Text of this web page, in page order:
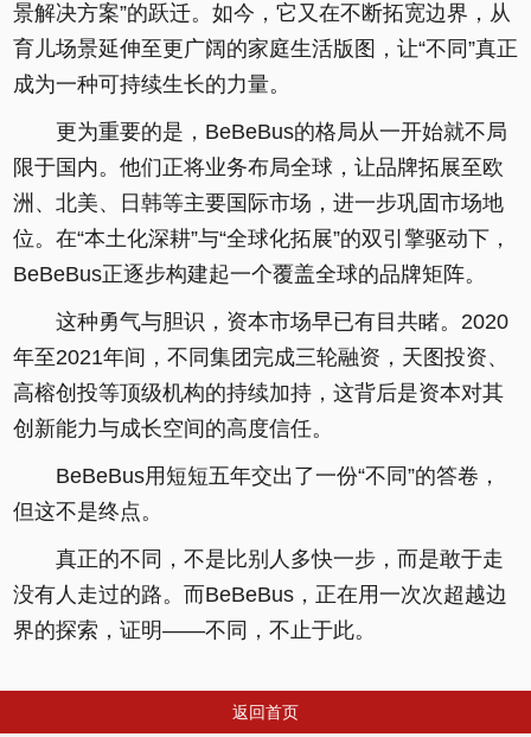
景解决方案”的跃迁。如今，它又在不断拓宽边界，从
育儿场景延伸至更广阔的家庭生活版图，让“不同”真正
成为一种可持续生长的力量。
更为重要的是，BeBeBus的格局从一开始就不局
限于国内。他们正将业务布局全球，让品牌拓展至欧
洲、北美、日韩等主要国际市场，进一步巩固市场地
位。在“本土化深耕”与“全球化拓展”的双引擎驱动下，
BeBeBus正逐步构建起一个覆盖全球的品牌矩阵。
这种勇气与胆识，资本市场早已有目共睹。2020
年至2021年间，不同集团完成三轮融资，天图投资、
高榕创投等顶级机构的持续加持，这背后是资本对其
创新能力与成长空间的高度信任。
BeBeBus用短短五年交出了一份“不同”的答卷，
但这不是终点。
真正的不同，不是比别人多快一步，而是敢于走
没有人走过的路。而BeBeBus，正在用一次次超越边
界的探索，证明——不同，不止于此。
返回首页